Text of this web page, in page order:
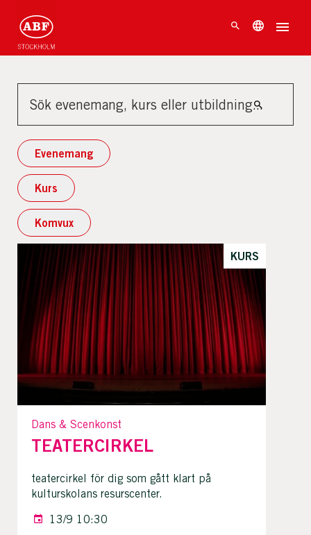
Evenemang
Kurs
Komvux
KURS
Dans & Scenkonst
TEATERCIRKEL
teatercirkel för dig som gått klart på
kulturskolans resurscenter.
13/9 10:30